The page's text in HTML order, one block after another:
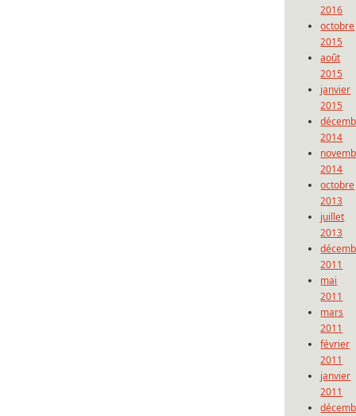
2016
octobre
2015
août
2015
janvier
2015
2014
2014
octobre
2013
juillet
2013
2011
mai
2011
mars
2011
février
2011
janvier
2011